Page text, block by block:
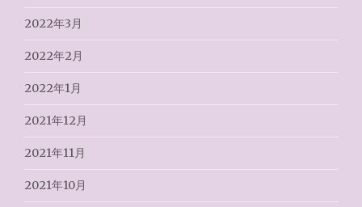
2022年3月
2022年2月
2022年1月
2021年12月
2021年11月
2021年10月